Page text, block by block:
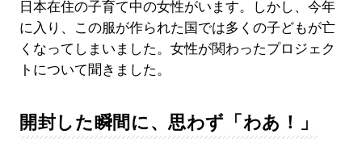
日本在住の子育て中の女性がいます。しかし、今年
に入り、この服が作られた国では多くの子どもが亡
くなってしまいました。女性が関わったプロジェク
トについて聞きました。
開封した瞬間に、思わず「わあ！」